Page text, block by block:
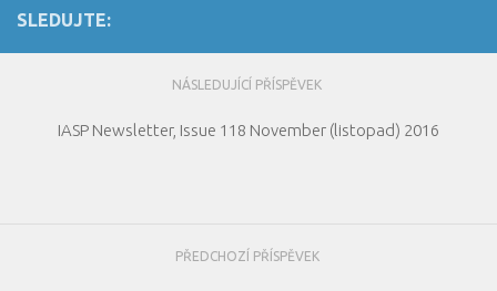
SLEDUJTE:
NÁSLEDUJÍCÍ PŘÍSPĚVEK
IASP Newsletter, Issue 118 November (listopad) 2016
PŘEDCHOZÍ PŘÍSPĚVEK